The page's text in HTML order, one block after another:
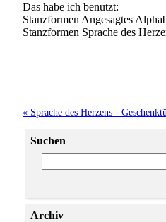
Das habe ich benutzt:
Stanzformen Angesagtes
Stanzformen Sprache des
« Sprache des Herzens -
Suchen
Archiv